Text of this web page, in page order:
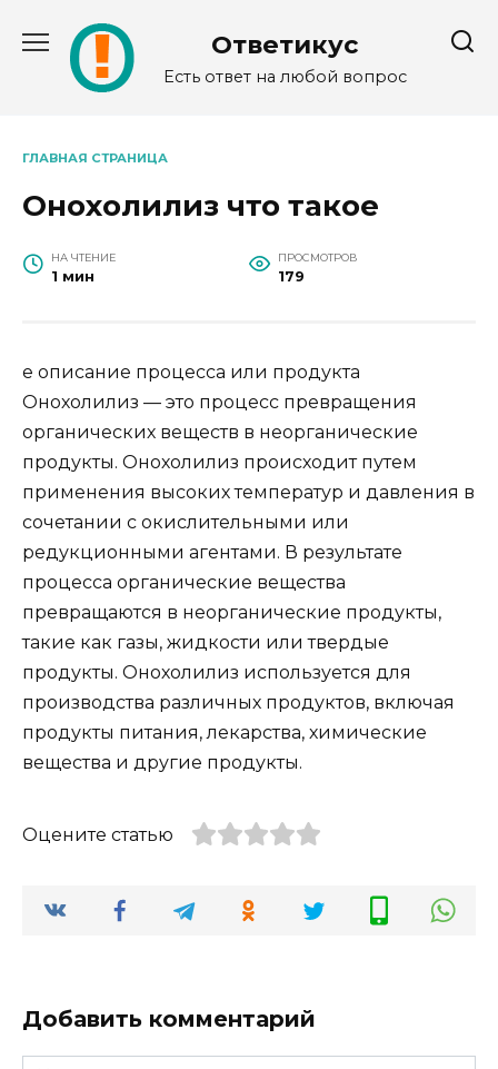
содержанию
Ответикус
Есть ответ на любой вопрос
ГЛАВНАЯ СТРАНИЦА
Онохолилиз что такое
НА ЧТЕНИЕ
1 мин
ПРОСМОТРОВ
179
е описание процесса или продукта
Онохолилиз — это процесс превращения
органических веществ в неорганические
продукты. Онохолилиз происходит путем
применения высоких температур и давления в
сочетании с окислительными или
редукционными агентами. В результате
процесса органические вещества
превращаются в неорганические продукты,
такие как газы, жидкости или твердые
продукты. Онохолилиз используется для
производства различных продуктов, включая
продукты питания, лекарства, химические
вещества и другие продукты.
Оцените статью
Добавить комментарий